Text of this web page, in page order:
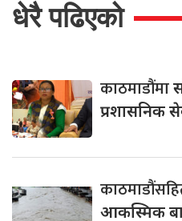
धेरै पढिएको
काठमाडौंमा
प्रशासनिक
आकस्मिक